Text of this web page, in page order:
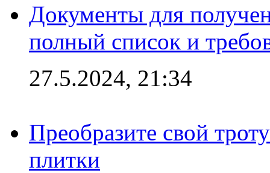
Документы для
полный список и
27.5.2024, 21:34
Преобразите свой
плитки